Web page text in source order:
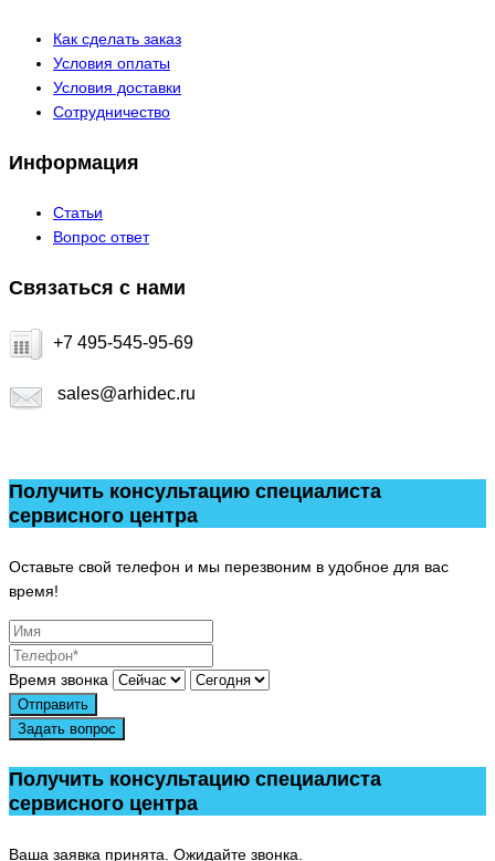
Как сделать заказ
Условия оплаты
Условия доставки
Сотрудничество
Информация
Статьи
Вопрос ответ
Связаться с нами
+7 495-545-95-69
sales@arhidec.ru
Получить консультацию специалиста
сервисного центра
Оставьте свой телефон и мы перезвоним в удобное для вас
время!
Время звонка
Отправить
Задать вопрос
Получить консультацию специалиста
сервисного центра
Ваша заявка принята. Ожидайте звонка.